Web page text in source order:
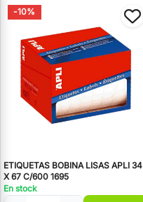
-10%
ETIQUETAS BOBINA LISAS APLI 34
X 67 C/600 1695
En stock